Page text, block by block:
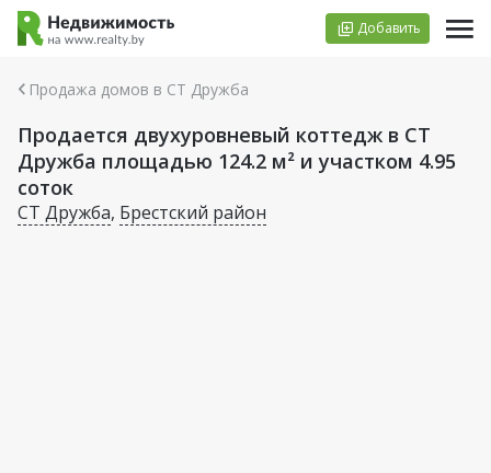
Добавить
Продажа домов в СТ Дружба
Продается двухуровневый коттедж в СТ
Дружба площадью 124.2 м² и участком 4.95
соток
СТ Дружба, Брестский район